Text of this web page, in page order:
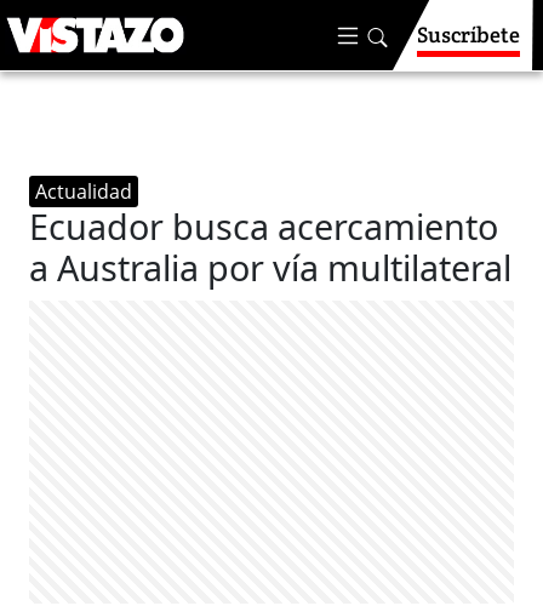
Suscríbete
Actualidad
Ecuador busca acercamiento
a Australia por vía multilateral